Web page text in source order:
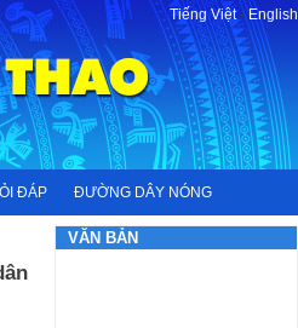
Tiếng Việt-English
ĐÁP ĐƯỜNG DÂY NÓNG
VĂN BẢN